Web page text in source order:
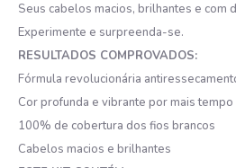
Seus cabelos macios, brilhantes e com
Experimente e surpreenda-se.
RESULTADOS COMPROVADOS:
Fórmula revolucionária
Cor profunda e vibrante por mais tempo
100% de cobertura dos fios brancos
Cabelos macios e brilhantes